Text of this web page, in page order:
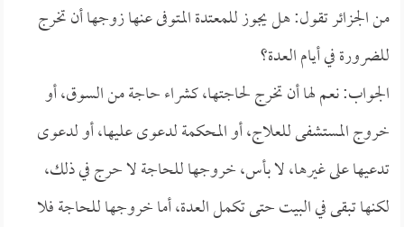
من الجزائر تقول: هل يجوز للمعتدة المتوفى عنها زوجها أن تخرج
للضرورة في أيام العدة؟
الجواب: نعم لها أن تخرج لحاجتها، كشراء حاجة من السوق، أو
خروج المستشفى للعلاج، أو المحكمة لدعوى عليها، أو لدعوى
تدعيها على غيرها، لا بأس، خروجها للحاجة لا حرج في ذلك،
لكنها تبقى في البيت حتى تكمل العدة، أما خروجها للحاجة فلا